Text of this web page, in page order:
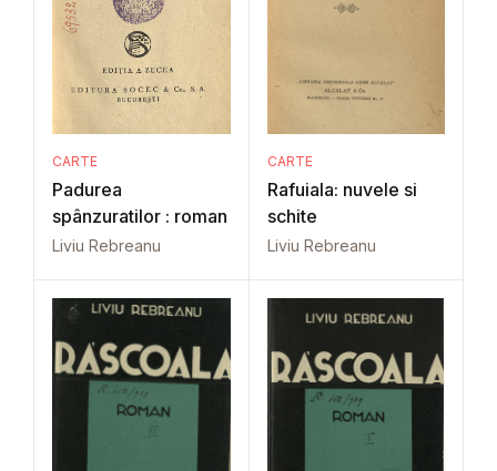
CARTE
Padurea
spânzuratilor : roman
Liviu Rebreanu
CARTE
Rafuiala: nuvele si
schite
Liviu Rebreanu